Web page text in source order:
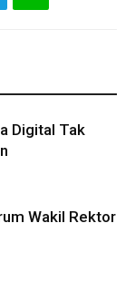
Digital Tak
Wakil Rektor